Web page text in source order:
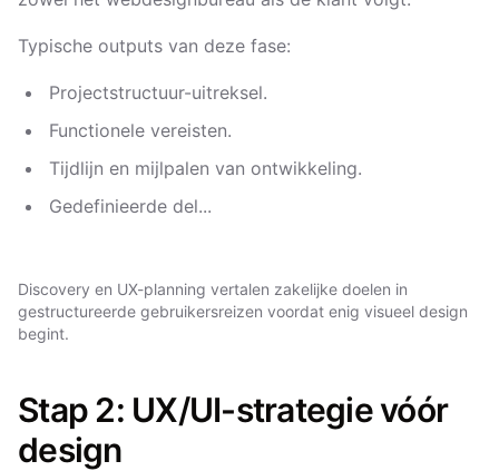
Typische outputs van deze fase:
Projectstructuur-uitreksel.
Functionele vereisten.
Tijdlijn en mijlpalen van ontwikkeling.
Gedefinieerde del...
Discovery en UX-planning vertalen zakelijke doelen in
gestructureerde gebruikersreizen voordat enig visueel design
begint.
Stap 2: UX/UI-strategie vóór
design